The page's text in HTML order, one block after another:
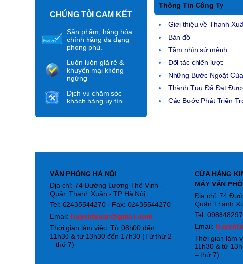
CHÚNG TÔI CAM KẾT
Sản phẩm, hàng hóa
chính hãng đa dạng
phong phú.
Luôn luôn giá rẻ &
khuyến mại không
ngừng.
Dịch vụ chăm sóc
khách hàng uy tín.
Thông Tin Công Ty
Giới thiệu về Thanh
Bản đồ
Tầm nhìn sứ mệnh
Đối tác chiến lược
Những Bước Ngoặt
Thành Tựu Đã Đạt
Các Bước Phát Triển
VĂN PHÒNG HÀ NỘI
Địa chỉ: 74 Đường Lương Thế Vinh -
Quận Thanh Xuân - TP Hà Nội
Tel: 02435544270 - Fax: 02435544270
Email: huyentxuan@gmail.com
Thời gian làm việc: Từ 08h00 đến
11h30 & từ 13h30 đến 17h30 (Từ thứ 2
– thứ 7)
CỬA HÀNG
MÁY VĂN
Địa chỉ: 74
Quận Thanh
Tel:
Email:
Thời gian làm
11h30 & từ
– thứ 7)